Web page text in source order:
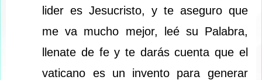
lider es Jesucristo, y te aseguro que
me va mucho mejor, leé su Palabra,
llenate de fe y te darás cuenta que el
vaticano es un invento para generar